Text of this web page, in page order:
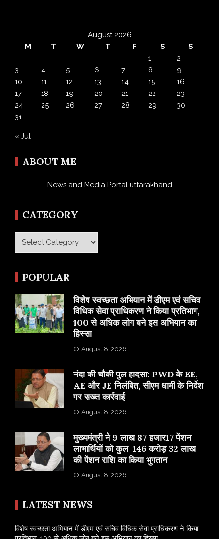
August 2026
M
T W T F S
S
1
2
3
4 5 6 7 8
9
10
11 12 13 14 15
16
17
18 19 20 21 22
23
24
25 26 27 28 29
30
31
« Jul
ABOUT ME
News and Media Portal uttarakhand
CATEGORY
Category
POPULAR
विशेष स्वच्छता अभियान में डीएम एवं सचिव
विधिक सेवा प्राधिकरण ने किया प्रतिभाग,
100 से अधिक लोग बने इस अभियान का
हिस्सा
August 8, 2026
नंदा की चौकी पुल हादसा: PWD के EE,
AE और JE निलंबित, सीएम धामी के निर्देश
पर सख्त कार्रवाई
August 8, 2026
मुख्यमंत्री ने 9 लाख 87 हजार17 पेंशन
लाभार्थियों को कुल 146 करोड़ 32 लाख
की पेंशन राशि का किया भुगतान
August 8, 2026
LATEST NEWS
विशेष स्वच्छता अभियान में डीएम एवं सचिव विधिक सेवा प्राधिकरण ने किया